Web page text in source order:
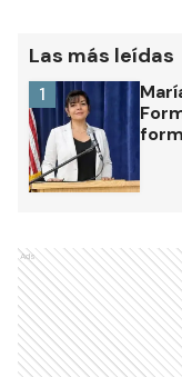
Las más leídas
1
Ads